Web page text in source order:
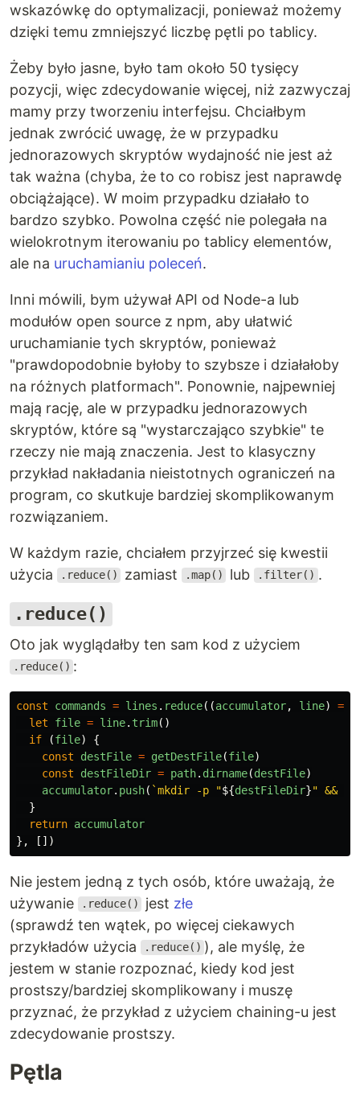
wskazówkę do optymalizacji, ponieważ możemy
dzięki temu zmniejszyć liczbę pętli po tablicy.
Żeby było jasne, było tam około 50 tysięcy
pozycji, więc zdecydowanie więcej, niż zazwyczaj
mamy przy tworzeniu interfejsu. Chciałbym
jednak zwrócić uwagę, że w przypadku
jednorazowych skryptów wydajność nie jest aż
tak ważna (chyba, że to co robisz jest naprawdę
obciążające). W moim przypadku działało to
bardzo szybko. Powolna część nie polegała na
wielokrotnym iterowaniu po tablicy elementów,
ale na uruchamianiu poleceń.
Inni mówili, bym używał API od Node-a lub
modułów open source z npm, aby ułatwić
uruchamianie tych skryptów, ponieważ
"prawdopodobnie byłoby to szybsze i działałoby
na różnych platformach". Ponownie, najpewniej
mają rację, ale w przypadku jednorazowych
skryptów, które są "wystarczająco szybkie" te
rzeczy nie mają znaczenia. Jest to klasyczny
przykład nakładania nieistotnych ograniczeń na
program, co skutkuje bardziej skomplikowanym
rozwiązaniem.
W każdym razie, chciałem przyjrzeć się kwestii
użycia
.reduce() zamiast .map() lub .filter() .
.reduce()
Oto jak wyglądałby ten sam kod z użyciem
.reduce() :
const commands = lines . reduce((accumulator, line) =>
let
file = line. trim()
if
(file)
{
const
destFile = getDestFile(file)
const
destFileDir = path. dirname(destFile)
accumulator. push( `mkdir -p "${destFileDir}" &&
}
return accumulator
},
[])
Nie jestem jedną z tych osób, które uważają, że
używanie
.reduce() jest złe
(sprawdź ten wątek, po więcej ciekawych
przykładów użycia
.reduce() ), ale myślę, że
jestem w stanie rozpoznać, kiedy kod jest
prostszy/bardziej skomplikowany i muszę
przyznać, że przykład z użyciem chaining-u jest
zdecydowanie prostszy.
Pętla